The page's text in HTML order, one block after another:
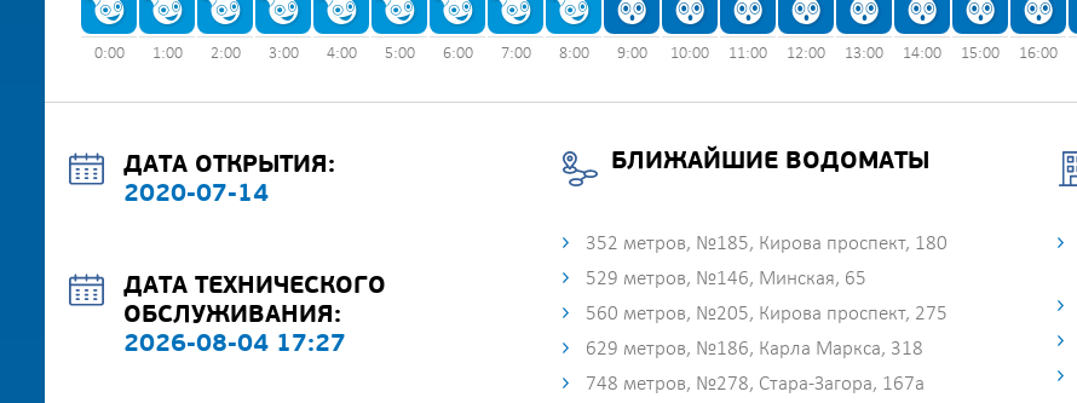
0:00 1:00 2:00 3:00 4:00 5:00 6:00 7:00 8:00 9:00 10:00 11:00 12:00 13:00 14:00 15:00 16:00
ДАТА ОТКРЫТИЯ:
2020-07-14
ДАТА ТЕХНИЧЕСКОГО
ОБСЛУЖИВАНИЯ:
2026-08-04 17:27
БЛИЖАЙШИЕ ВОДОМАТЫ
352 метров, №185, Кирова проспект, 180
529 метров, №146, Минская, 65
560 метров, №205, Кирова проспект, 275
629 метров, №186, Карла Маркса, 318
748 метров, №278, Стара-Загора, 167а